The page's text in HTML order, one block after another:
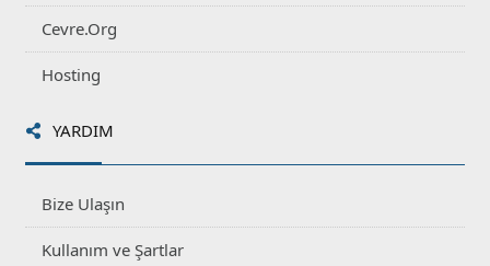
Cevre.Org
Hosting
YARDIM
Bize Ulaşın
Kullanım ve Şartlar